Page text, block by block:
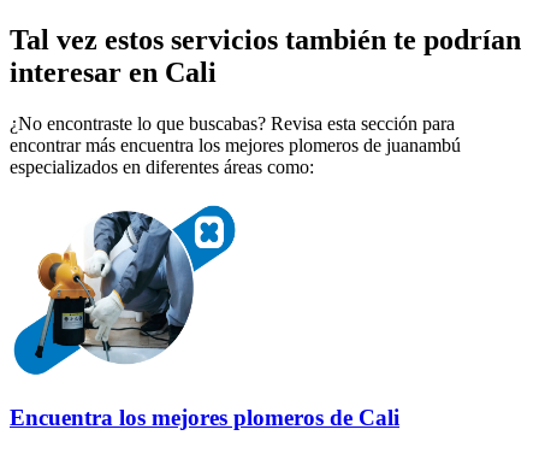
Tal vez estos servicios también te podrían
interesar en Cali
¿No encontraste lo que buscabas? Revisa esta sección para
encontrar más encuentra los mejores plomeros de juanambú
especializados en diferentes áreas como:
Encuentra los mejores plomeros de Cali